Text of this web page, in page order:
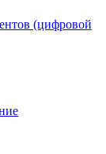
(цифровой